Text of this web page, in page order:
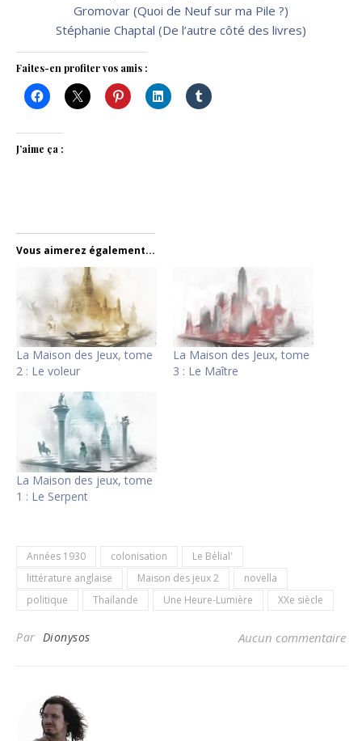
Gromovar (Quoi de Neuf sur ma Pile ?)
Stéphanie Chaptal (De l’autre côté des livres)
Faites-en profiter vos amis :
J’aime ça :
Vous aimerez également...
La Maison des Jeux, tome
2 : Le voleur
La Maison des Jeux, tome
3 : Le Maître
La Maison des jeux, tome
1 : Le Serpent
Années 1930 colonisation
Le Bélial'
littérature anglaise
Maison des jeux 2
novella
politique
Thaïlande Une Heure-Lumière XXe siècle
Par Dionysos Aucun commentaire